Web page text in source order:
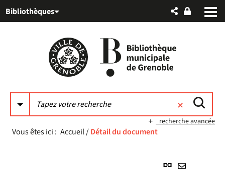
au
auBibliothèques
recherche avancée
Vous êtes ici : Accueil/Détail du document
Lien